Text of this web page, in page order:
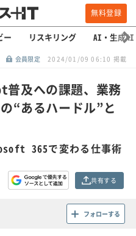
無料登録
ー リスキリング AI・生成AI
会員限定 2024/01/09 06:10 掲載
及への課題、業務
“あるハードル”と
365で変わる仕事術
共有する
フォローする